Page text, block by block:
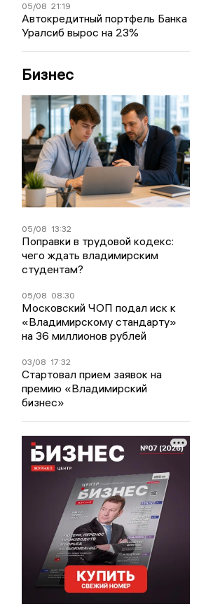
05/08 21:19
Автокредитный портфель Банка
Уралсиб вырос на 23%
Бизнес
05/08 13:32
Поправки в трудовой кодекс:
чего ждать владимирским
студентам?
05/08 08:30
Московский ЧОП подал иск к
«Владимирскому стандарту»
на 36 миллионов рублей
03/08 17:32
Стартовал прием заявок на
премию «Владимирский
бизнес»